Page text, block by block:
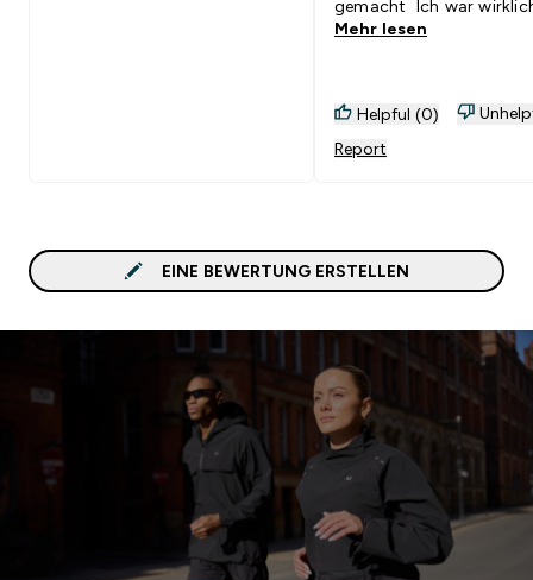
gemacht Ich war
noch nie so krass
war das beste sport
das Myp Team
Mehr lesen
Helpful (0)
Report
EINE BEWERTUNG ERSTELLEN